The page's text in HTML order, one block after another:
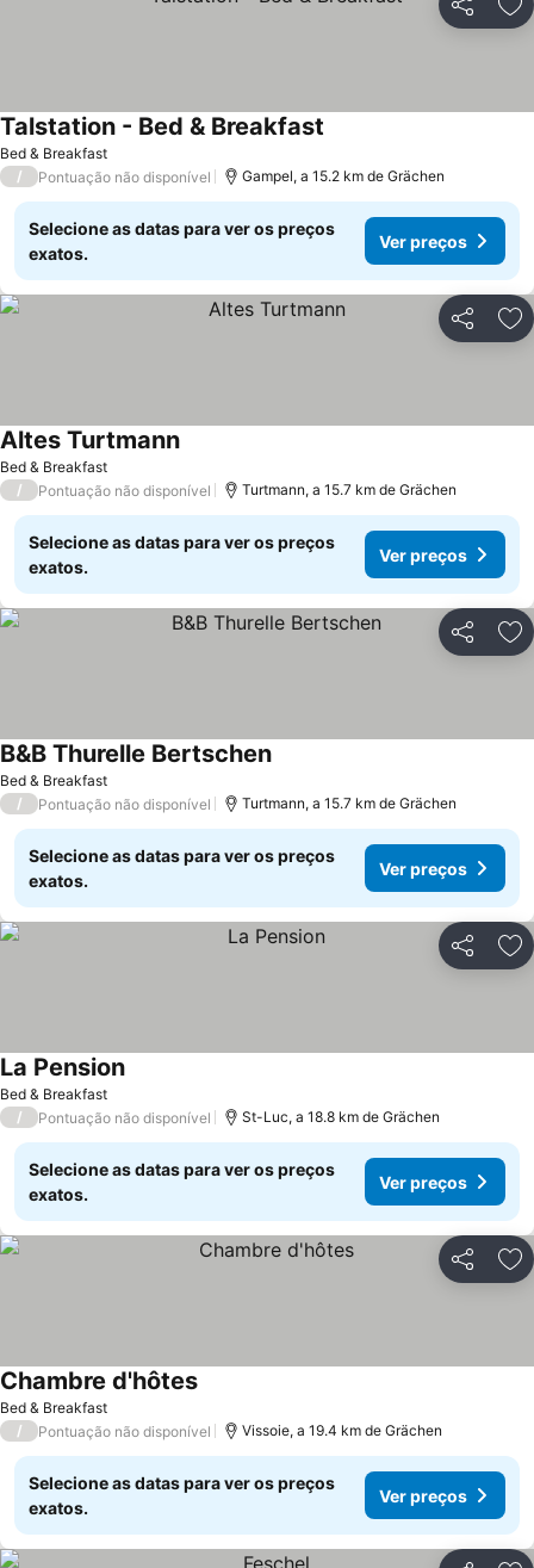
Partilhar
Bed & Breakfast
Talstation - Bed & Breakfast
/ Pontuação não disponível Gampel, a 15.2 km de Grächen
Selecione as datas para ver os preços
exatos.
Ver preços
Partilhar
Bed & Breakfast
Altes Turtmann
/ Pontuação não disponível Turtmann, a 15.7 km de Grächen
Selecione as datas para ver os preços
exatos.
Ver preços
Partilhar
Bed & Breakfast
B&B Thurelle Bertschen
/ Pontuação não disponível Turtmann, a 15.7 km de Grächen
Selecione as datas para ver os preços
exatos.
Ver preços
Partilhar
Bed & Breakfast
La Pension
/ Pontuação não disponível St-Luc, a 18.8 km de Grächen
Selecione as datas para ver os preços
exatos.
Ver preços
Partilhar
Bed & Breakfast
Chambre d'hôtes
/ Pontuação não disponível Vissoie, a 19.4 km de Grächen
Selecione as datas para ver os preços
exatos.
Ver preços